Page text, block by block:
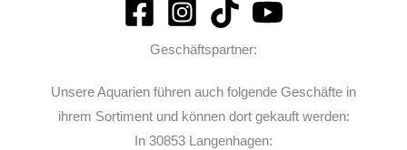
Geschäftspartner:
Unsere Aquarien führen auch folgende Geschäfte in
ihrem Sortiment und können dort gekauft werden:
In 30853 Langenhagen: